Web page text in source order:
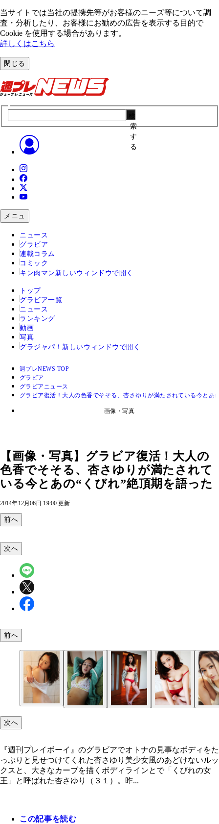
当サイトでは当社の提携先等がお客様のニーズ等について調
査・分析したり、お客様にお勧めの広告を表⽰する⽬的で
Cookie を使⽤する場合があります。
詳しくはこちら
閉じる
索
す
る
メニュ
ニュース
グラビア
連載コラム
コミック
キン肉マン 新しいウィンドウで開く
トップ
グラビア一覧
ニュース
ランキング
動画
写真
グラジャパ！ 新しいウィンドウで開く
週プレNEWS TOP
グラビア
グラビアニュース
グラビア復活！大人の色香でそそる、杏さゆりが満たされている今とあ
画像・写真
【画像・写真】グラビア復活！大人の
色香でそそる、杏さゆりが満たされて
いる今とあの“くびれ”絶頂期を語った
2014年12月06日 19:00 更新
前へ
次へ
前へ
次へ
『週刊プレイボーイ』のグラビアでオトナの見事なボディをた
っぷりと見せつけてくれた杏さゆり美少女風のあどけないルッ
クスと、大きなカーブを描くボディラインとで「くびれの女
王」と呼ばれた杏さゆり（３１）。昨...
この記事を読む